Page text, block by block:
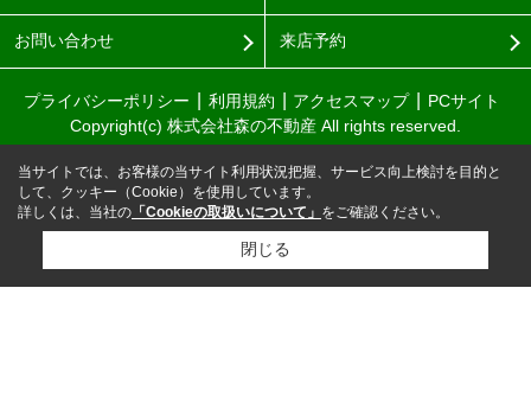
お問い合わせ 来店予約
プライバシーポリシー 利用規約 アクセスマップ
PCサイト
Copyright(c) 株式会社森の不動産 All rights reserved.
当サイトでは、お客様の当サイト利用状況把握、サービス向上検討を目的と
して、クッキー（Cookie）を使用しています。
詳しくは、当社の 「Cookieの取扱いについて」 をご確認ください。
閉じる